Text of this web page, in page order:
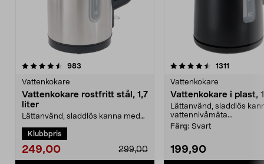
983
Vattenkokare
Vattenkokare rostfritt stål, 1,7
liter
Lättanvänd, sladdlös kanna med
rostfritt stål –...
Klubbpris
249,00 299,00
4.5 av 5 stjärnor 1311
Vattenkokare
Vattenkokare i plast,
Lättanvänd, sladdlös
vattennivåmäta...
Färg: Svart
199,90
4.5 av 5 stjärnor